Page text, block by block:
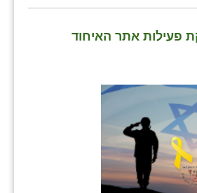
פעילות אתר האיחוד